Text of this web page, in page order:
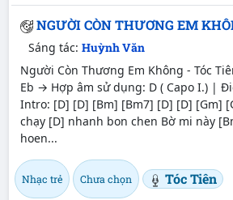
NGƯỜI CÒN THƯƠNG EM
Sáng tác: Huỳnh Văn
Người Còn Thương Em Không - Tóc
Eb → Hợp âm sử dụng: D ( Capo I.) |
Intro: [D] [D] [Bm] [Bm7] [D] [D] [Gm]
chạy [D] nhanh bon chen Bờ mi này
hoen...
Nhạc trẻ Chưa chọn Tóc Tiên